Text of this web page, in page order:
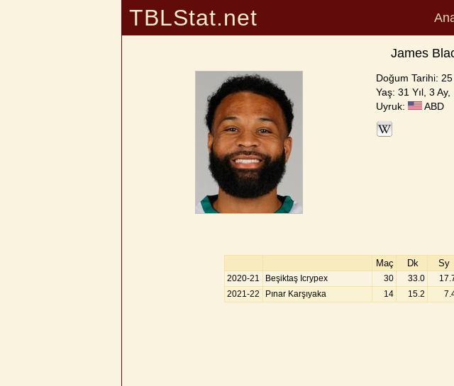
TBLStat.net
James
Doğum Tarihi:
Yaş: 31 Yıl, 3
Uyruk:
ABD
Maç Dk Sy
2020-21 Beşiktaş Icrypex 30 33.0
2021-22
Pınar Karşıyaka 14 15.2